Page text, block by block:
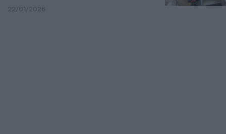
22/01/2026